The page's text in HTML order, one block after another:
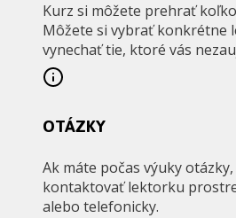
Kurz si môžete prehrať
Môžete si vybrať konkrétne
vynechať tie, ktoré vás
OTÁZKY
Ak máte počas výuky
kontaktovať lektorku
alebo telefonicky.